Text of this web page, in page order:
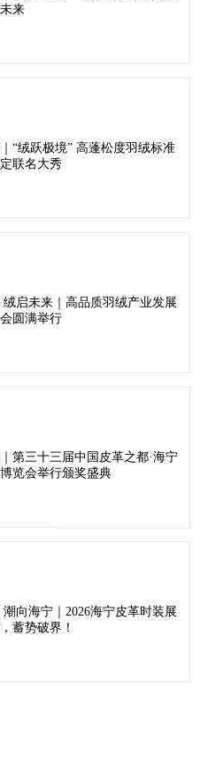
来
“绒跃极境” 高蓬松度羽绒标准
联名大秀
绒启未来｜高品质羽绒产业发展
圆满举行
第三十三届中国皮革之都·海宁
览会举行颁奖盛典
向海宁｜2026海宁皮革时装展
蓄势破界！